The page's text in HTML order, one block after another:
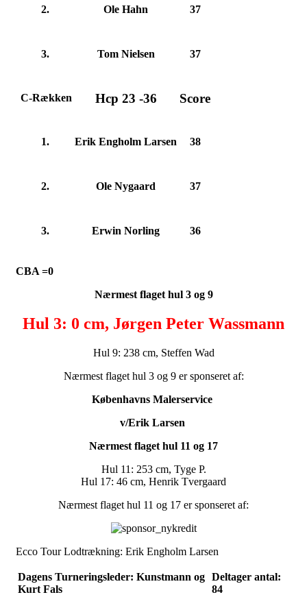
2. Ole Hahn 37
3. Tom Nielsen 37
C-Rækken Hcp 23 -36 Score
1. Erik Engholm Larsen 38
2. Ole Nygaard 37
3. Erwin Norling 36
CBA =0
Nærmest flaget hul 3 og 9
Hul 3: 0 cm, Jørgen Peter Wassmann
Hul 9: 238 cm, Steffen Wad
Nærmest flaget hul 3 og 9 er sponseret af:
Københavns Malerservice
v/Erik Larsen
Nærmest flaget hul 11 og 17
Hul 11: 253 cm, Tyge P.
Hul 17: 46 cm, Henrik Tvergaard
Nærmest flaget hul 11 og 17 er sponseret af:
Ecco Tour Lodtrækning: Erik Engholm Larsen
Dagens Turneringsleder: Kunstmann og
Kurt Fals
Deltager antal:
84